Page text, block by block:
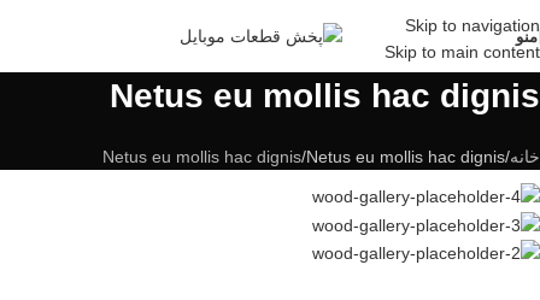
Skip to navigation
Skip to main content
منو
Netus eu mollis hac dignis
خانه Netus eu mollis hac dignis Netus eu mollis hac dignis